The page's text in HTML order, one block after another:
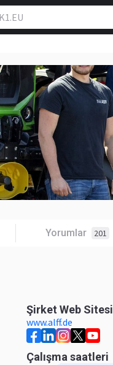
Yorumlar 201
Şirket Web Sitesi
www.alff.de
Çalışma saatleri